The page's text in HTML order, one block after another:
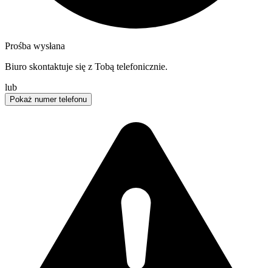
Prośba wysłana
Biuro skontaktuje się z Tobą telefonicznie.
lub
Pokaż numer telefonu